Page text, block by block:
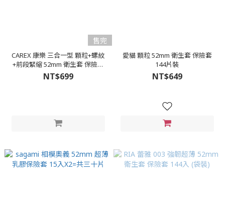
售完
CAREX 康樂 三合一型 顆粒+螺紋
+前段緊縮 52mm 衛生套 保險套
144入 (袋裝)
NT$699
愛貓 顆粒 52mm 衛生套 保險套
144片裝
NT$649